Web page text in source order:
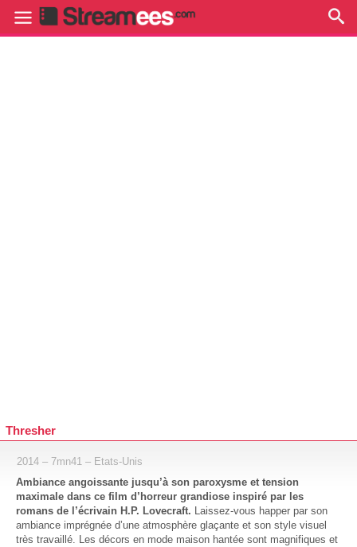
Thresher
2014 – 7mn41 – Etats-Unis
Ambiance angoissante jusqu’à son paroxysme et tension
maximale dans ce film d’horreur grandiose inspiré par les
romans de l’écrivain H.P. Lovecraft. Laissez-vous happer par son
ambiance imprégnée d’une atmosphère glaçante et son style visuel
très travaillé. Les décors en mode maison hantée sont magnifiques et